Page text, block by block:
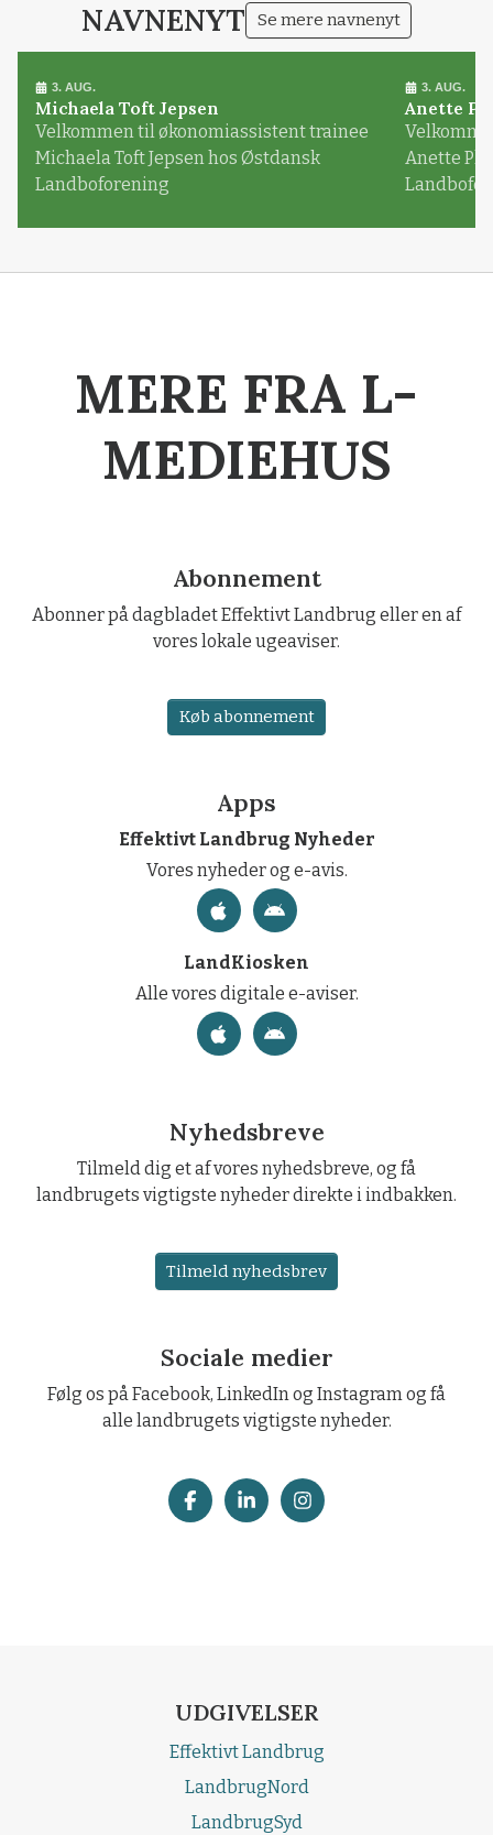
NAVNENYT Se mere navnenyt
3. AUG.
Michaela Toft Jepsen
Velkommen til økonomiassistent trainee
Michaela Toft Jepsen hos Østdansk
Landboforening
3. AUG.
Anette
Anette
MERE FRA L-
MEDIEHUS
Abonnement
Abonner på dagbladet Effektivt Landbrug eller en af
vores lokale ugeaviser.
Køb abonnement
Apps
Effektivt Landbrug Nyheder
Vores nyheder og e-avis.
LandKiosken
Alle vores digitale e-aviser.
Nyhedsbreve
Tilmeld dig et af vores nyhedsbreve, og få
landbrugets vigtigste nyheder direkte i indbakken.
Tilmeld nyhedsbrev
Sociale medier
Følg os på Facebook, LinkedIn og Instagram og få
alle landbrugets vigtigste nyheder.
UDGIVELSER
Effektivt Landbrug
LandbrugNord
LandbrugSyd